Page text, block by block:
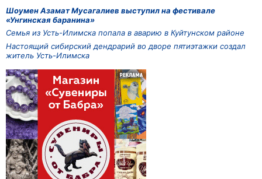
Шоумен Азамат Мусагалиев выступил на фестивале
«Унгинская баранина»
Семья из Усть-Илимска попала в аварию в Куйтунском районе
Настоящий сибирский дендрарий во дворе пятиэтажки создал
житель Усть-Илимска